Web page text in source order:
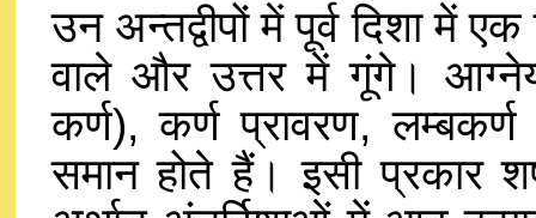
उन अन्तद्वीपों में पूर्व दिशा में
वाले और उत्तर में गूंगे।
कर्ण), कर्ण प्रावरण,
समान होते हैं। इसी प्रकार